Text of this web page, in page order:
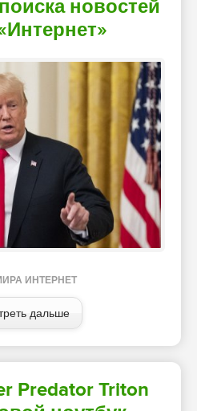
новостей
ИНТЕРНЕТ
дальше
Predator Triton